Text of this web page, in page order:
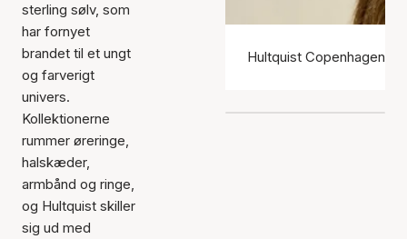
sterling sølv, som
har fornyet
brandet til et ungt
og farverigt
univers.
Kollektionerne
rummer øreringe,
halskæder,
armbånd og ringe,
og Hultquist skiller
sig ud med
Hultquist Copenhagen